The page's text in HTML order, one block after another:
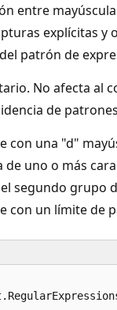
entre
explícitas y
patrón de
No afecta al
de
con una "d"
de uno o más
el segundo grupo
con un límite de